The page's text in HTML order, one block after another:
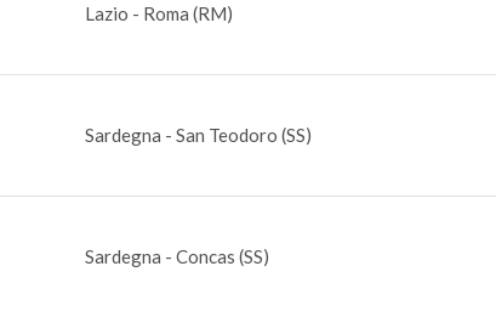
Lazio - Roma (RM)
Sardegna - San Teodoro (SS)
Sardegna - Concas (SS)